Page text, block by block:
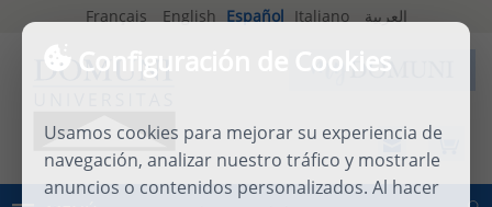
Configuración de Cookies
Usamos cookies para mejorar su experiencia de
navegación, analizar nuestro tráfico y mostrarle
anuncios o contenidos personalizados. Al hacer
Français English Español Italiano العربية